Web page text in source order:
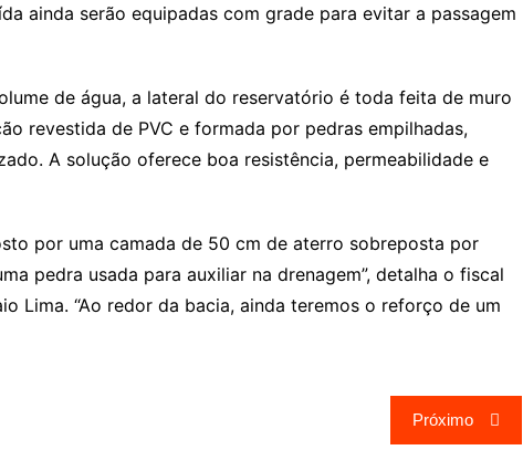
ainda serão equipadas com grade para evitar a passagem
de água, a lateral do reservatório é toda feita de muro
revestida de PVC e formada por pedras empilhadas,
A solução oferece boa resistência, permeabilidade e
por uma camada de 50 cm de aterro sobreposta por
pedra usada para auxiliar na drenagem”, detalha o fiscal
Lima. “Ao redor da bacia, ainda teremos o reforço de um
Próximo